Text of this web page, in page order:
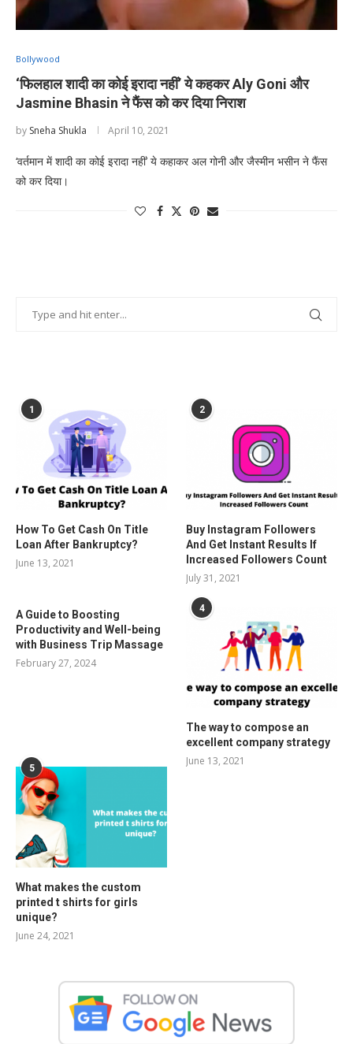
Bollywood
‘फिलहाल शादी का कोई इरादा नहीं’ ये कहकर Aly Goni और
Jasmine Bhasin ने फैंस को कर दिया निराश
by Sneha Shukla April 10, 2021
‘वर्तमान में शादी का कोई इरादा नहीं’ ये कहाकर अल गोनी और जैस्मीन भसीन ने फैंस
को कर दिया।
1
How To Get Cash On Title
Loan After Bankruptcy?
June 13, 2021
2
Buy Instagram Followers
And Get Instant Results If
Increased Followers Count
July 31, 2021
A Guide to Boosting
Productivity and Well-being
with Business Trip Massage
February 27, 2024
4
The way to compose an
excellent company strategy
June 13, 2021
5
What makes the custom
printed t shirts for girls
unique?
June 24, 2021